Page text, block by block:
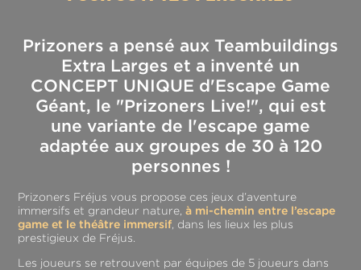
Prizoners a pensé aux Teambuildings
Extra Larges et a inventé un
CONCEPT UNIQUE d'Escape Game
Géant, le "Prizoners Live!", qui est
une variante de l'escape game
adaptée aux groupes de 30 à 120
personnes !
Prizoners Fréjus vous propose ces jeux d’aventure
immersifs et grandeur nature,à mi-chemin entre l’escape
game et le théâtre immersif, dans les lieux les plus
prestigieux de Fréjus.
Les joueurs se retrouvent par équipes de 5 joueurs dans